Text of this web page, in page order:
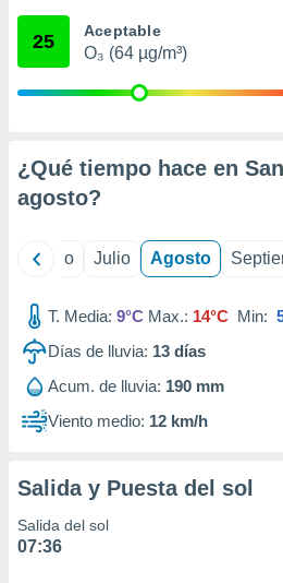
mediante
publicidad
1199
25 Aceptable
O₃ (64 µg/m³)
¿Qué tiempo hace en
agosto?
Junio Julio Agosto
T. Media: 9°C Max.: 14°C Min:
Días de lluvia: 13 días
Acum. de lluvia: 190 mm
Viento medio: 12 km/h
Salida y Puesta del sol
Salida del sol
07:36